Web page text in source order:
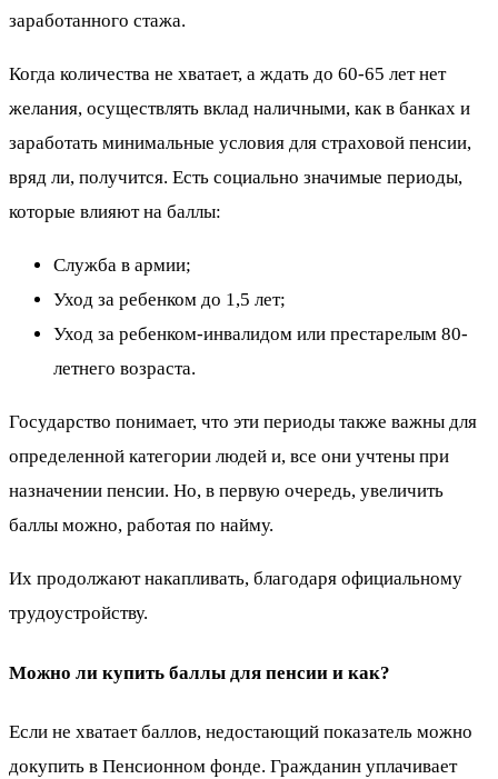
заработанного стажа.
Когда количества не хватает, а ждать до 60-65 лет нет
желания, осуществлять вклад наличными, как в банках и
заработать минимальные условия для страховой пенсии,
вряд ли, получится. Есть социально значимые периоды,
которые влияют на баллы:
Служба в армии;
Уход за ребенком до 1,5 лет;
Уход за ребенком-инвалидом или престарелым 80-
летнего возраста.
Государство понимает, что эти периоды также важны для
определенной категории людей и, все они учтены при
назначении пенсии. Но, в первую очередь, увеличить
баллы можно, работая по найму.
Их продолжают накапливать, благодаря официальному
трудоустройству.
Можно ли купить баллы для пенсии и как?
Если не хватает баллов, недостающий показатель можно
докупить в Пенсионном фонде. Гражданин уплачивает